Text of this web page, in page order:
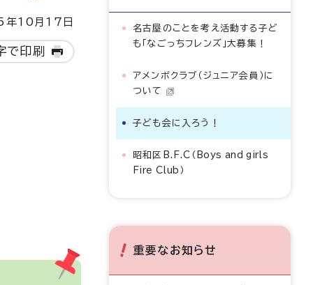
10月17日
で印刷
名古屋のことを考え活動する子ど
も「なごっちフレンズ」大募集！
アメンボクラブ（ジュニア会員）に
ついて
子ども会に入ろう！
昭和区B.F.C（ Boys and girls
Fire Club ）
重要なお知らせ